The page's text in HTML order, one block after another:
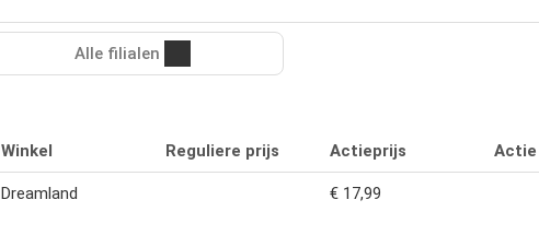
Alle filialen
Winkel Reguliere prijs Actieprijs Actie
Dreamland € 17,99